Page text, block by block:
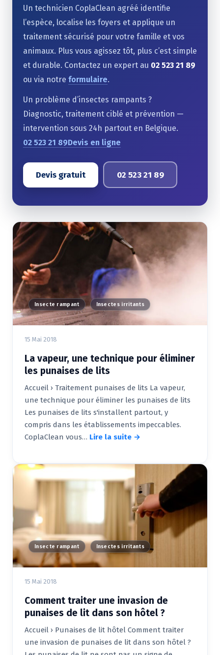
Un technicien CoplaClean agréé identifie
l’espèce, localise les foyers et applique un
traitement sécurisé pour votre famille et vos
animaux. Plus vous agissez tôt, plus c’est simple
et durable. Contactez un expert au 02 523 21 89
ou via notre formulaire.
Un problème d’insectes rampants ?
Diagnostic, traitement ciblé et prévention —
intervention sous 24h partout en Belgique.
02 523 21 89Devis en ligne
Devis gratuit 02 523 21 89
Insecte rampant Insectes irritants
15 Mai 2018
La vapeur, une technique pour éliminer
les punaises de lits
Accueil › Traitement punaises de lits La vapeur,
une technique pour éliminer les punaises de lits
Les punaises de lits s'installent partout, y
compris dans les établissements impeccables.
CoplaClean vous… Lire la suite →
Insecte rampant Insectes irritants
15 Mai 2018
Comment traiter une invasion de
punaises de lit dans son hôtel ?
Accueil › Punaises de lit hôtel Comment traiter
une invasion de punaises de lit dans son hôtel ?